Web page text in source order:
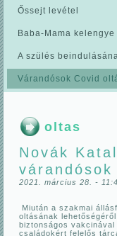
Őssejt levétel
Baba-Mama kelengye
A szülés
Várandósok Covid
oltas
Novák
2021. március 28. -
Miután a szakmai
oltásának
biztonságos
családokért felelős